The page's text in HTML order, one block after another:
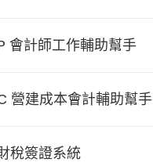
會計師工作輔助幫手
營建成本會計輔助幫手
稅簽證系統